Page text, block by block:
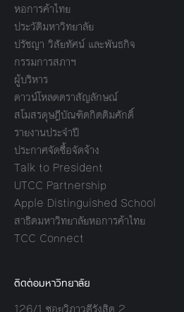
หอการค้าไทย
ประวัติมหาวิทยาลัย
ปรัชญา วิสัยทัศน์ และพันธกิจ
กรรมการสภาฯ
ผู้บริหาร
ดาวน์โหลดตราสัญลักษณ์
สโมสรดุษฎีบัณฑิตกิตติมศักดิ์
รายงานประจำปี
ประกาศจัดซื้อจัดจ้าง
Talk to President
UTCC Partnership
Apple Distinguished School
สาธิตมหาวิทยาลัยหอการค้าไทย
TCC Connect
ติดต่อมหาวิทยาลัย